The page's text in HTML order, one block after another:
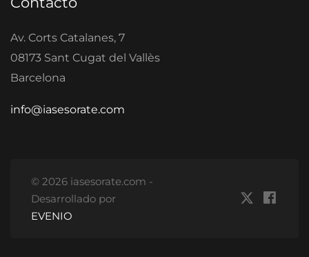
Av. Corts Catalanes, 7
08173 Sant Cugat del Vallès
Barcelona
info@iasesorate.com
© 2026 iasesorate.com -
Desarrollado por
EVENIO